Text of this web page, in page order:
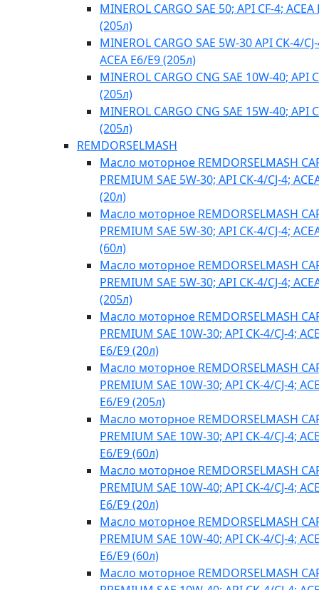
MINEROL CARGO SAE 50; API CF-4; ACEA
(205л)
MINEROL CARGO SAE 5W-30 API CK-4/
ACEA E6/E9 (205л)
MINEROL CARGO CNG SAE 10W-40; API
(205л)
MINEROL CARGO CNG SAE 15W-40; API
(205л)
REMDORSELMASH
Масло моторное REMDORSELMASH
PREMIUM SAE 5W-30; API CK-4/CJ-4;
(20л)
Масло моторное REMDORSELMASH
PREMIUM SAE 5W-30; API CK-4/CJ-4;
(60л)
Масло моторное REMDORSELMASH
PREMIUM SAE 5W-30; API CK-4/CJ-4;
(205л)
Масло моторное REMDORSELMASH
PREMIUM SAE 10W-30; API CK-4/CJ-4;
E6/E9 (20л)
Масло моторное REMDORSELMASH
PREMIUM SAE 10W-30; API CK-4/CJ-4;
E6/E9 (205л)
Масло моторное REMDORSELMASH
PREMIUM SAE 10W-30; API CK-4/CJ-4;
E6/E9 (60л)
Масло моторное REMDORSELMASH
PREMIUM SAE 10W-40; API CK-4/CJ-4;
E6/E9 (20л)
Масло моторное REMDORSELMASH
PREMIUM SAE 10W-40; API CK-4/CJ-4;
E6/E9 (60л)
Масло моторное REMDORSELMASH